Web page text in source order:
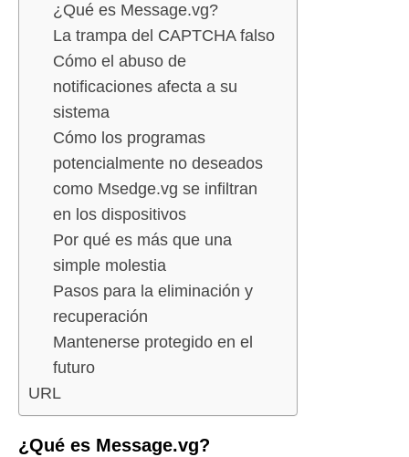
¿Qué es Message.vg?
La trampa del CAPTCHA falso
Cómo el abuso de
notificaciones afecta a su
sistema
Cómo los programas
potencialmente no deseados
como Msedge.vg se infiltran
en los dispositivos
Por qué es más que una
simple molestia
Pasos para la eliminación y
recuperación
Mantenerse protegido en el
futuro
URL
¿Qué es Message.vg?